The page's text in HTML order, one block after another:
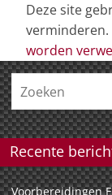
Deze site
verminderen.
worden
Recente
Voorbereidingen